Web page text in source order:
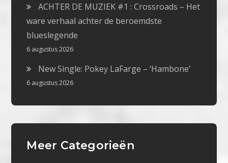
ACHTER DE MUZIEK #1 : Crossroads – Het
ware verhaal achter de beroemdste
blueslegende
6 augustus 2026
New Single: Pokey LaFarge – ‘Hambone’
6 augustus 2026
Meer Categorieën